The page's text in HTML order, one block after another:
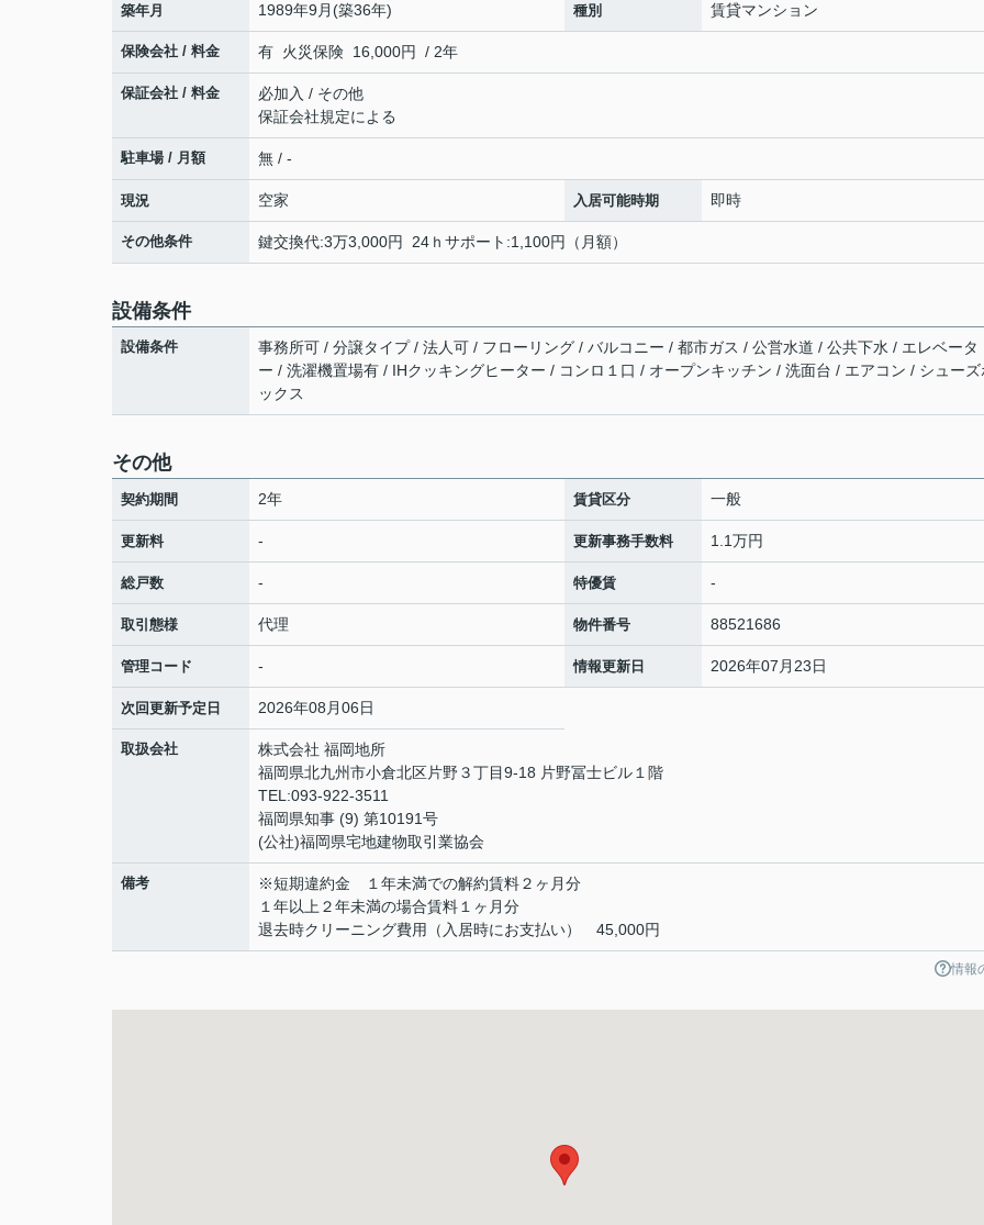
築年月 1989年9月(築36年) 種別 賃貸マンション
保険会社 / 料金 有 火災保険 16,000円 / 2年
保証会社 / 料金
必加入 / その他
保証会社規定による
駐車場 / 月額 無 / -
現況 空家 入居可能時期 即時
その他条件 鍵交換代:3万3,000円 24ｈサポート:1,100円（月額）
設備条件
設備条件
事務所可 / 分譲タイプ / 法人可 / フローリング / バルコニー / 都市ガス / 公営水道 / 公共下水 / エレベータ
ー / 洗濯機置場有 / IHクッキングヒーター / コンロ１口 / オープンキッチン / 洗面台 / エアコン / シューズ
ックス
その他
契約期間 2年 賃貸区分 一般
更新料 - 更新事務手数料 1.1万円
総戸数 - 特優賃 -
取引態様 代理 物件番号 88521686
管理コード - 情報更新日 2026年07月23日
次回更新予定日 2026年08月06日
取扱会社
株式会社 福岡地所
福岡県北九州市小倉北区片野３丁目9-18 片野冨士ビル１階
TEL:093-922-3511
福岡県知事 (9) 第10191号
(公社)福岡県宅地建物取引業協会
備考
※短期違約金 １年未満での解約賃料２ヶ月分
１年以上２年未満の場合賃料１ヶ月分
退去時クリーニング費用（入居時にお支払い） 45,000円
情報